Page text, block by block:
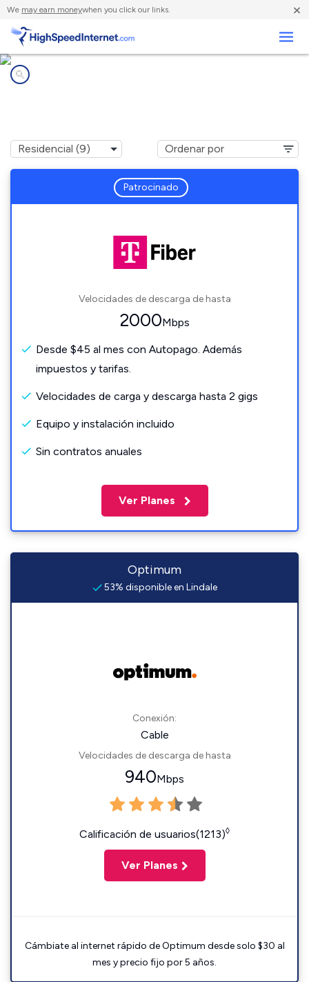
We may earn moneywhen you click our links. ×
Patrocinado
Velocidades de descarga de hasta
2000Mbps
Desde $45 al mes con Autopago. Además
impuestos y tarifas.
Velocidades de carga y descarga hasta 2 gigs
Equipo y instalación incluido
Sin contratos anuales
Ver Planes
Optimum
53% disponible en Lindale
Conexión:
Cable
Velocidades de descarga de hasta
940Mbps
Calificación de usuarios(1213)◊
Ver Planes
Cámbiate al internet rápido de Optimum desde solo $30 al
mes y precio fijo por 5 años.